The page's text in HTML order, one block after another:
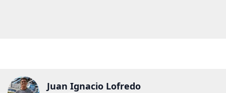
Juan Ignacio Lofredo